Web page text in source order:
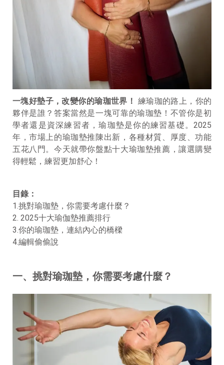
一塊好墊子，改變你的瑜珈世界！ 練瑜珈的路上，你的
夥伴是誰？答案當然是一塊可靠的瑜珈墊！不管你是初
學者還是資深練習者，瑜珈墊是你的練習基礎。2025
年，市場上的瑜珈墊推陳出新，各種材質、厚度、功能
五花八門。今天就帶你盤點十大瑜珈墊推薦，讓選購變
得輕鬆，練習更加舒心！
目錄：
1.挑對瑜珈墊，你需要考慮什麼？
2. 2025十大瑜伽墊推薦排行
3.你的瑜珈墊，連結內心的橋樑
4.編輯偷偷說
一、挑對瑜珈墊，你需要考慮什麼？